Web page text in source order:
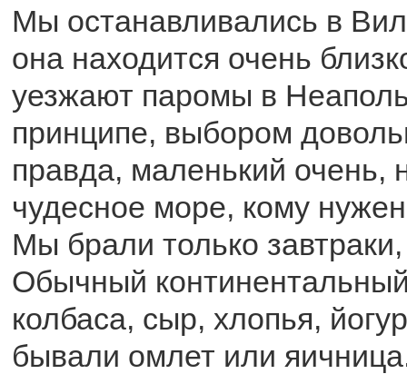
Мы останавливались в
она находится очень
уезжают паромы в
принципе, выбором
правда, маленький очень,
чудесное море, кому
Мы брали только
Обычный
колбаса, сыр, хлопья,
бывали омлет или